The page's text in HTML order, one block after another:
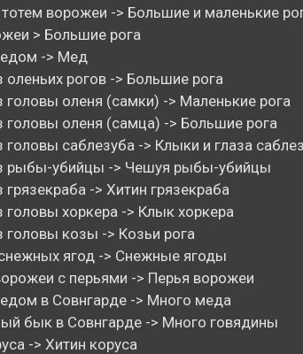
ворожеи -> Большие и маленькие
> Большие рога
-> Мед
оленьих рогов -> Большие рога
головы оленя (самки) -> Маленькие рога
головы оленя (самца) -> Большие рога
головы саблезуба -> Клыки и глаза
рыбы-убийцы -> Чешуя рыбы-убийцы
грязекраба -> Хитин грязекраба
головы хоркера -> Клык хоркера
головы козы -> Козьи рога
ягод -> Снежные ягоды
с перьями -> Перья ворожеи
в Совнгарде -> Много меда
бык в Совнгарде -> Много говядины
-> Хитин коруса